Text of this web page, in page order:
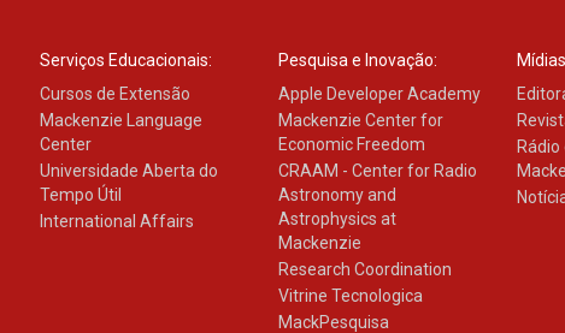
Serviços Educacionais:
Cursos de Extensão
Mackenzie Language
Center
Universidade Aberta do
Tempo Útil
International Affairs
Pesquisa e Inovação:
Apple Developer Academy
Mackenzie Center for
Economic Freedom
CRAAM - Center for Radio
Astronomy and
Astrophysics at
Mackenzie
Research Coordination
Vitrine Tecnologica
MackPesquisa
Rádio